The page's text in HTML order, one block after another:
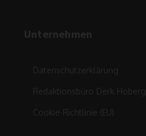
Unternehmen
Datenschutzerklärung
Redaktionsbüro Derk Hoberg
Cookie-Richtlinie (EU)